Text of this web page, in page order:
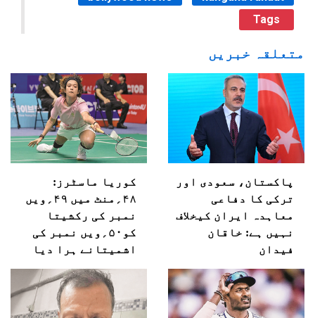
Tags
متعلقہ خبریں
پاکستان، سعودی اور
ترکی کا دفاعی
معاہدہ ایران کیخلاف
نہیں ہے: خاقان
فیدان
کوریا ماسٹرز:
۴۸؍منٹ میں ۴۹؍ویں
نمبر کی رکشیتا
کو۵۰؍ویں نمبر کی
اشمیتانے ہرا دیا